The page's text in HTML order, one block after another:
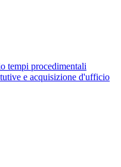
tempi procedimentali
e acquisizione d'ufficio